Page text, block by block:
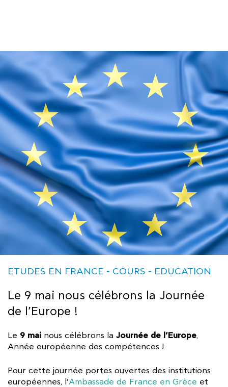
ETUDES
SYNERGIES
LA MÉDIATHÈQUE
ΕTUDES EN FRANCE COURS EDUCATION
Le 9 mai nous célébrons la Journée
de l’Europe !
Le 9 mai nous célébrons la Journée de l’Europe,
Année européenne des compétences !
Pour cette journée portes ouvertes des institutions
européennes, l’Ambassade de France en Grèce et